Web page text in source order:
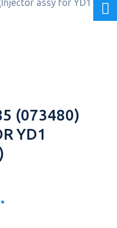
(073480)
YD1